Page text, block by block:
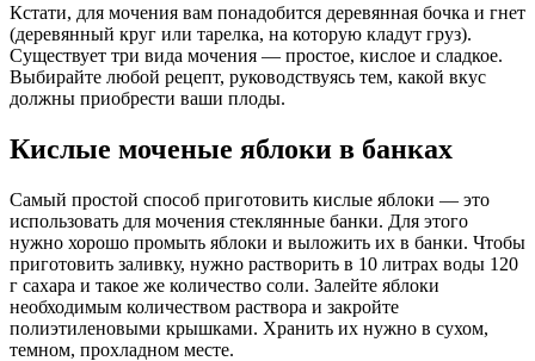
Кстати, для мочения вам понадобится деревянная бочка и гнет
(деревянный круг или тарелка, на которую кладут груз).
Существует три вида мочения — простое, кислое и сладкое.
Выбирайте любой рецепт, руководствуясь тем, какой вкус
должны приобрести ваши плоды.
Кислые моченые яблоки в банках
Самый простой способ приготовить кислые яблоки — это
использовать для мочения стеклянные банки. Для этого
нужно хорошо промыть яблоки и выложить их в банки. Чтобы
приготовить заливку, нужно растворить в 10 литрах воды 120
г сахара и такое же количество соли. Залейте яблоки
необходимым количеством раствора и закройте
полиэтиленовыми крышками. Хранить их нужно в сухом,
темном, прохладном месте.